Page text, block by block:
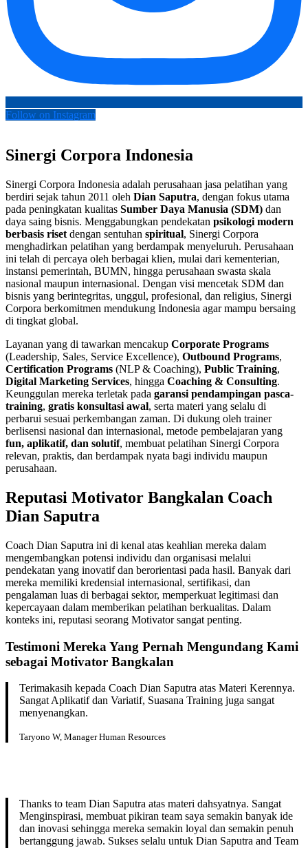
Follow on Instagram
Sinergi Corpora Indonesia
Sinergi Corpora Indonesia adalah perusahaan jasa pelatihan yang
berdiri sejak tahun 2011 oleh Dian Saputra, dengan fokus utama
pada peningkatan kualitas Sumber Daya Manusia (SDM) dan
daya saing bisnis. Menggabungkan pendekatan psikologi modern
berbasis riset dengan sentuhan spiritual, Sinergi Corpora
menghadirkan pelatihan yang berdampak menyeluruh. Perusahaan
ini telah di percaya oleh berbagai klien, mulai dari kementerian,
instansi pemerintah, BUMN, hingga perusahaan swasta skala
nasional maupun internasional. Dengan visi mencetak SDM dan
bisnis yang berintegritas, unggul, profesional, dan religius, Sinergi
Corpora berkomitmen mendukung Indonesia agar mampu bersaing
di tingkat global.
Layanan yang di tawarkan mencakup Corporate Programs
(Leadership, Sales, Service Excellence), Outbound Programs,
Certification Programs (NLP & Coaching), Public Training,
Digital Marketing Services, hingga Coaching & Consulting.
Keunggulan mereka terletak pada garansi pendampingan pasca-
training, gratis konsultasi awal, serta materi yang selalu di
perbarui sesuai perkembangan zaman. Di dukung oleh trainer
berlisensi nasional dan internasional, metode pembelajaran yang
fun, aplikatif, dan solutif, membuat pelatihan Sinergi Corpora
relevan, praktis, dan berdampak nyata bagi individu maupun
perusahaan.
Reputasi Motivator Bangkalan Coach
Dian Saputra
Coach Dian Saputra ini di kenal atas keahlian mereka dalam
mengembangkan potensi individu dan organisasi melalui
pendekatan yang inovatif dan berorientasi pada hasil. Banyak dari
mereka memiliki kredensial internasional, sertifikasi, dan
pengalaman luas di berbagai sektor, memperkuat legitimasi dan
kepercayaan dalam memberikan pelatihan berkualitas. Dalam
konteks ini, reputasi seorang Motivator sangat penting.
Testimoni Mereka Yang Pernah Mengundang Kami
sebagai Motivator Bangkalan
Terimakasih kepada Coach Dian Saputra atas Materi Kerennya.
Sangat Aplikatif dan Variatif, Suasana Training juga sangat
menyenangkan.
Taryono W, Manager Human Resources
Thanks to team Dian Saputra atas materi dahsyatnya. Sangat
Menginspirasi, membuat pikiran team saya semakin banyak ide
dan inovasi sehingga mereka semakin loyal dan semakin penuh
bertanggung jawab. Sukses selalu untuk Dian Saputra and Team